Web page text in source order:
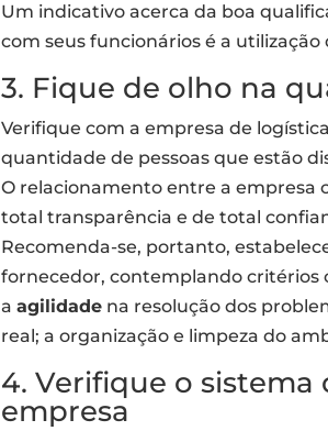
Um indicativo acerca da boa
com seus funcionários é a utilização
3. Fique de olho na
Verifique com a empresa de
quantidade de pessoas que estão
O relacionamento entre a empresa
total transparência e de total
Recomenda-se, portanto,
fornecedor, contemplando critérios
a agilidadena resolução dos
real; a organização e limpeza do
4. Verifique o
empresa